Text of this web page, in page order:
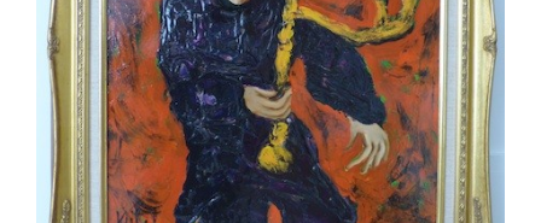
AJOUTER AU PANIER
/
DÉTAILS